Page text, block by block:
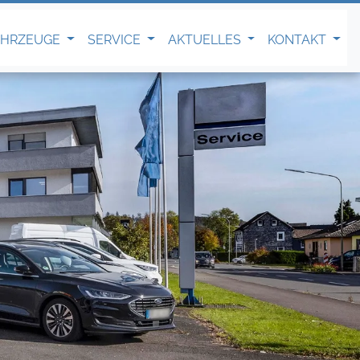
SERVICE AKTUELLES KONTAKT